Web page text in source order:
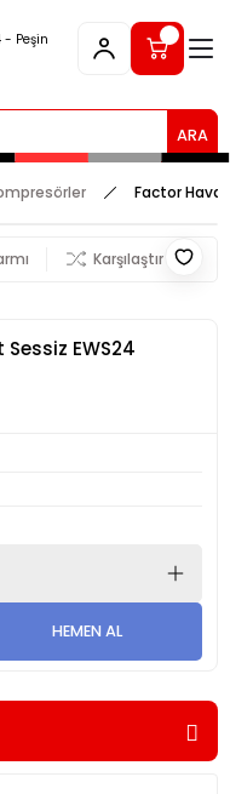
ARA
Factor Hava
Karşılaştır
EWS24
HEMEN AL